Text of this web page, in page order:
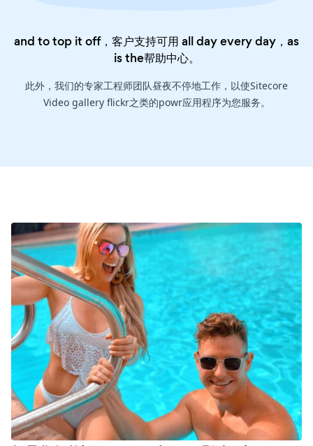
and to top it off，客户支持可用 all day every day，as
is the帮助中心。
此外，我们的专家工程师团队昼夜不停地工作，以使Sitecore
Video gallery flickr之类的powr应用程序为您服务。